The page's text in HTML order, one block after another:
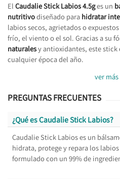
El Caudalie Stick Labios 4.5ges un
nutritivodiseñado para hidratar
labios secos, agrietados o
frío, el viento o el sol. Gracias a su
naturalesy antioxidantes, este stick
cualquier época del año.
ver más
PREGUNTAS FRECUENTES
¿Qué es Caudalie Stick Labios?
Caudalie Stick Labios es un
hidrata, protege y repara los
formulado con un 99% de